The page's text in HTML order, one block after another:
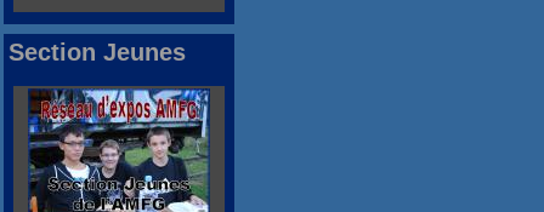
Section Jeunes